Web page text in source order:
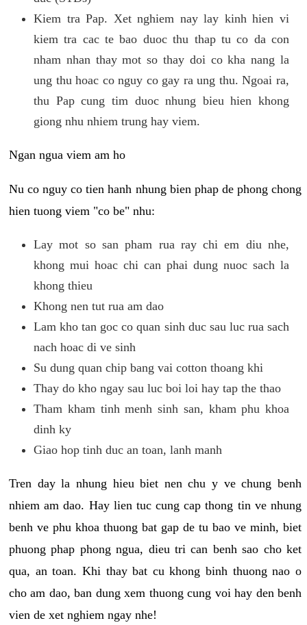
Kiem tra Pap. Xet nghiem nay lay kinh hien vi
kiem tra cac te bao duoc thu thap tu co da con
nham nhan thay mot so thay doi co kha nang la
ung thu hoac co nguy co gay ra ung thu. Ngoai ra,
thu Pap cung tim duoc nhung bieu hien khong
giong nhu nhiem trung hay viem.
Ngan ngua viem am ho
Nu co nguy co tien hanh nhung bien phap de phong chong
hien tuong viem "co be" nhu:
Lay mot so san pham rua ray chi em diu nhe,
khong mui hoac chi can phai dung nuoc sach la
khong thieu
Khong nen tut rua am dao
Lam kho tan goc co quan sinh duc sau luc rua sach
nach hoac di ve sinh
Su dung quan chip bang vai cotton thoang khi
Thay do kho ngay sau luc boi loi hay tap the thao
Tham kham tinh menh sinh san, kham phu khoa
dinh ky
Giao hop tinh duc an toan, lanh manh
Tren day la nhung hieu biet nen chu y ve chung benh
nhiem am dao. Hay lien tuc cung cap thong tin ve nhung
benh ve phu khoa thuong bat gap de tu bao ve minh, biet
phuong phap phong ngua, dieu tri can benh sao cho ket
qua, an toan. Khi thay bat cu khong binh thuong nao o
cho am dao, ban dung xem thuong cung voi hay den benh
vien de xet nghiem ngay nhe!